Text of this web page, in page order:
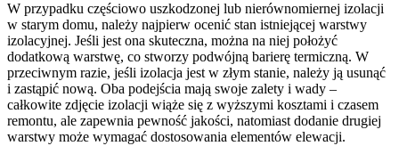
W przypadku częściowo uszkodzonej lub nierównomiernej izolacji
w starym domu, należy najpierw ocenić stan istniejącej warstwy
izolacyjnej. Jeśli jest ona skuteczna, można na niej położyć
dodatkową warstwę, co stworzy podwójną barierę termiczną. W
przeciwnym razie, jeśli izolacja jest w złym stanie, należy ją usunąć
i zastąpić nową. Oba podejścia mają swoje zalety i wady –
całkowite zdjęcie izolacji wiąże się z wyższymi kosztami i czasem
remontu, ale zapewnia pewność jakości, natomiast dodanie drugiej
warstwy może wymagać dostosowania elementów elewacji.